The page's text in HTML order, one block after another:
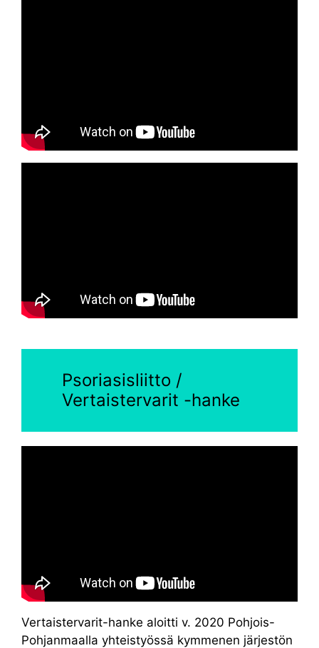
Psoriasisliitto /
Vertaistervarit -hanke
Vertaistervarit-hanke aloitti v. 2020 Pohjois-
Pohjanmaalla yhteistyössä kymmenen järjestön